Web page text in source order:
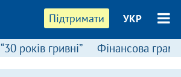
Підтримати УКР
“30 років гривні” Фінансова